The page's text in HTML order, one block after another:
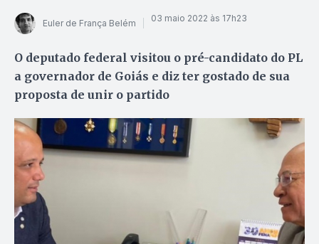
Euler de França Belém 03 maio 2022 às 17h23
O deputado federal visitou o pré-candidato do PL
a governador de Goiás e diz ter gostado de sua
proposta de unir o partido